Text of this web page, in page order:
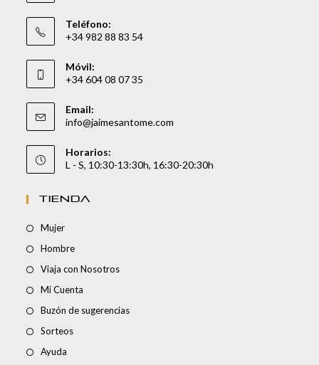
Teléfono:
+34 982 88 83 54
Móvil:
+34 604 08 07 35
Email:
info@jaimesantome.com
Horarios:
L - S, 10:30-13:30h, 16:30-20:30h
TIENDA
Mujer
Hombre
Viaja con Nosotros
Mi Cuenta
Buzón de sugerencias
Sorteos
Ayuda